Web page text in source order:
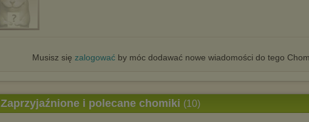
Musisz się zalogowaćby móc dodawać nowe wiadomości do tego
Zaprzyjaźnione i polecane chomiki (10)